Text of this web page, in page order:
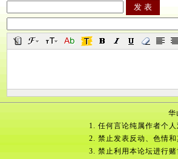
华
1. 任何言论纯属作者个
2. 禁止发表反动、色情
3. 禁止利用本论坛进行